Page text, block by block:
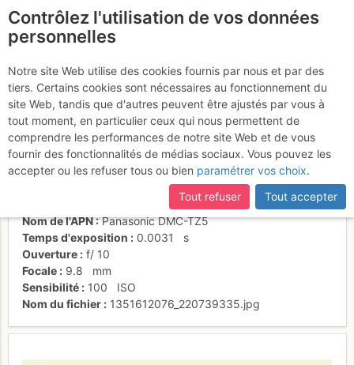
Tré le saix
Activités
Date/heure
30 oct. 2012 11:14
Contributeur
Sophie Ferlin
collaboratif (CC by-sa)
Nom de l'APN
Panasonic DMC-TZ5
Temps d'exposition
0.0031
s
Ouverture
f/ 10
Focale
9.8
mm
Sensibilité
100
ISO
Nom du fichier
1351612076_220739335.jpg
Contrôlez l'utilisation de vos données
personnelles
Notre site Web utilise des cookies fournis par nous et par des
tiers. Certains cookies sont nécessaires au fonctionnement du
site Web, tandis que d'autres peuvent être ajustés par vous à
tout moment, en particulier ceux qui nous permettent de
comprendre les performances de notre site Web et de vous
fournir des fonctionnalités de médias sociaux. Vous pouvez les
accepter ou les refuser tous ou bien paramétrer vos choix.
Tout refuser
Tout accepter